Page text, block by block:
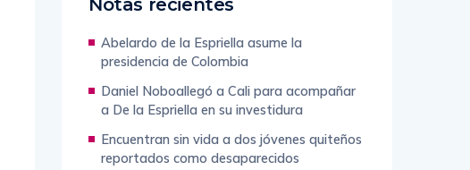
Notas recientes
Abelardo de la Espriella asume la
presidencia de Colombia
Daniel Noboallegó a Cali para acompañar
a De la Espriella en su investidura
Encuentran sin vida a dos jóvenes quiteños
reportados como desaparecidos